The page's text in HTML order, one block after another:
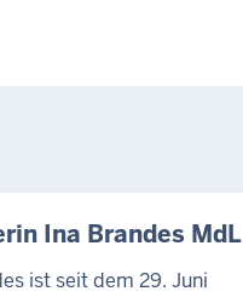
Ina Brandes MdL
ist seit dem 29. Juni